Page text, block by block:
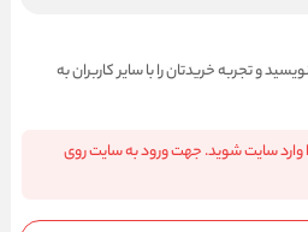
و تجربه خریدتان را با سایر کاربران به
وارد سایت شوید. جهت ورود به سایت روی